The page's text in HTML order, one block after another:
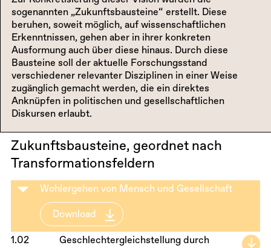
sogenannten „Zukunftsbausteine“ erstellt. Diese
beruhen, soweit möglich, auf wissenschaftlichen
Erkenntnissen, gehen aber in ihrer konkreten
Ausformung auch über diese hinaus. Durch diese
Bausteine soll der aktuelle Forschungsstand
verschiedener relevanter Disziplinen in einer Weise
zugänglich gemacht werden, die ein direktes
Anknüpfen in politischen und gesellschaftlichen
Diskursen erlaubt.
Zukunftsbausteine, geordnet nach
Transformationsfeldern
Wohlergehen von Mensch und Gesellschaft
Download
1.02
Geschlechtergleichstellung durch